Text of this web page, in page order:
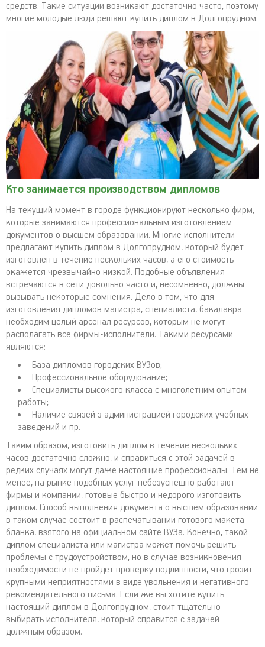
средств. Такие ситуации возникают достаточно часто, поэтому
многие молодые люди решают купить диплом в Долгопрудном.
Кто занимается производством дипломов
На текущий момент в городе функционируют несколько фирм,
которые занимаются профессиональным изготовлением
документов о высшем образовании. Многие исполнители
предлагают купить диплом в Долгопрудном, который будет
изготовлен в течение нескольких часов, а его стоимость
окажется чрезвычайно низкой. Подобные объявления
встречаются в сети довольно часто и, несомненно, должны
вызывать некоторые сомнения. Дело в том, что для
изготовления дипломов магистра, специалиста, бакалавра
необходим целый арсенал ресурсов, которым не могут
располагать все фирмы-исполнители. Такими ресурсами
являются:
База дипломов городских ВУЗов;
Профессиональное оборудование;
Специалисты высокого класса с многолетним опытом
работы;
Наличие связей з администрацией городских учебных
заведений и пр.
Таким образом, изготовить диплом в течение нескольких
часов достаточно сложно, и справиться с этой задачей в
редких случаях могут даже настоящие профессионалы. Тем не
менее, на рынке подобных услуг небезуспешно работают
фирмы и компании, готовые быстро и недорого изготовить
диплом. Способ выполнения документа о высшем образовании
в таком случае состоит в распечатывании готового макета
бланка, взятого на официальном сайте ВУЗа. Конечно, такой
диплом специалиста или магистра может помочь решить
проблемы с трудоустройством, но в случае возникновения
необходимости не пройдет проверку подлинности, что грозит
крупными неприятностями в виде увольнения и негативного
рекомендательного письма. Если же вы хотите купить
настоящий диплом в Долгопрудном, стоит тщательно
выбирать исполнителя, который справится с задачей
должным образом.